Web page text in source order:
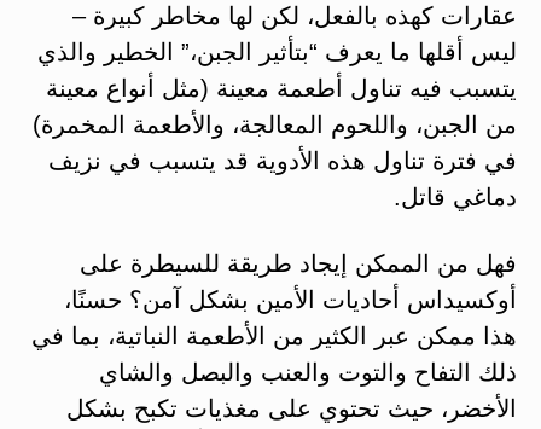
عقارات كهذه بالفعل، لكن لها مخاطر كبيرة –
ليس أقلها ما يعرف “بتأثير الجبن،” الخطير والذي
يتسبب فيه تناول أطعمة معينة (مثل أنواع معينة
من الجبن، واللحوم المعالجة، والأطعمة المخمرة)
في فترة تناول هذه الأدوية قد يتسبب في نزيف
دماغي قاتل.
فهل من الممكن إيجاد طريقة للسيطرة على
أوكسيداس أحاديات الأمين بشكل آمن؟ حسنًا،
هذا ممكن عبر الكثير من الأطعمة النباتية، بما في
ذلك التفاح والتوت والعنب والبصل والشاي
الأخضر، حيث تحتوي على مغذيات تكبح بشكل